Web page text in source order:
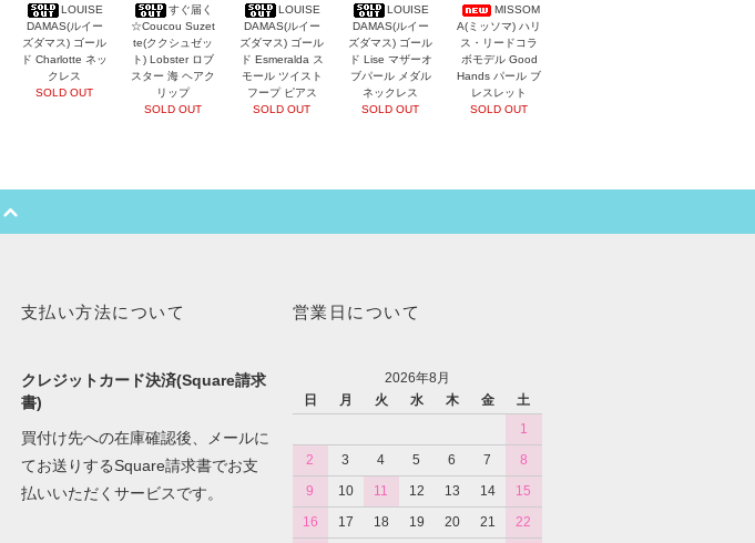
LOUISE
DAMAS(ルイー
ズダマス) ゴール
ド Charlotte ネッ
クレス
SOLD OUT
すぐ届く
☆Coucou Suzet
te(ククシュゼッ
ト) Lobster ロブ
スター 海 ヘアク
リップ
SOLD OUT
LOUISE
DAMAS(ルイー
ズダマス) ゴール
ド Esmeralda ス
モール ツイスト
フープ ピアス
SOLD OUT
LOUISE
DAMAS(ルイー
ズダマス) ゴール
ド Lise マザーオ
ブパール メダル
ネックレス
SOLD OUT
MISSOM
A(ミッソマ) ハリ
ス・リードコラ
ボモデル Good
Hands パール ブ
レスレット
SOLD OUT
支払い方法について
クレジットカード決済(Square請求
書)
買付け先への在庫確認後、メールに
てお送りするSquare請求書でお支
払いいただくサービスです。
営業日について
2026年8月
日
月 火 水 木 金
土
1
2
3 4 5 6 7
8
9
10 11 12 13 14
15
16
17 18 19 20 21
22